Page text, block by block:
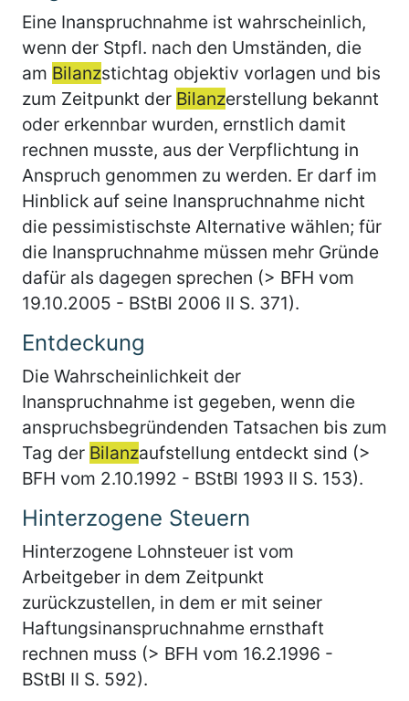
Eine Inanspruchnahme ist wahrscheinlich,
wenn der Stpfl. nach den Umständen, die
am Bilanzstichtag objektiv vorlagen und bis
zum Zeitpunkt der Bilanzerstellung bekannt
oder erkennbar wurden, ernstlich damit
rechnen musste, aus der Verpflichtung in
Anspruch genommen zu werden. Er darf im
Hinblick auf seine Inanspruchnahme nicht
die pessimistischste Alternative wählen; für
die Inanspruchnahme müssen mehr Gründe
dafür als dagegen sprechen (> BFH vom
19.10.2005 - BStBl 2006 II S. 371).
Entdeckung
Die Wahrscheinlichkeit der
Inanspruchnahme ist gegeben, wenn die
anspruchsbegründenden Tatsachen bis zum
Tag der Bilanzaufstellung entdeckt sind (>
BFH vom 2.10.1992 - BStBl 1993 II S. 153).
Hinterzogene Steuern
Hinterzogene Lohnsteuer ist vom
Arbeitgeber in dem Zeitpunkt
zurückzustellen, in dem er mit seiner
Haftungsinanspruchnahme ernsthaft
rechnen muss (> BFH vom 16.2.1996 -
BStBl II S. 592).